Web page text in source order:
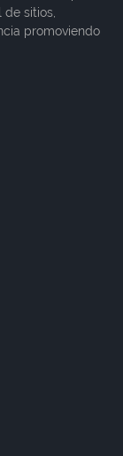
sitios,
promoviendo